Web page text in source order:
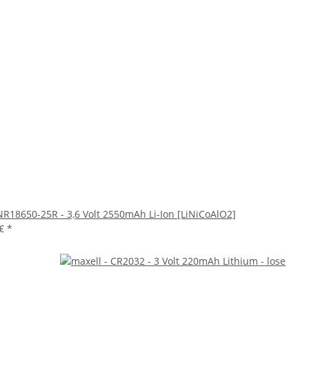
25R - 3,6 Volt 2550mAh Li-Ion [LiNiCoAlO2]
*